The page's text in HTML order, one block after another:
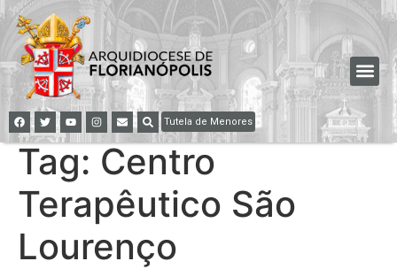
Tutela de Menores
Tag: Centro
Terapêutico São
Lourenço